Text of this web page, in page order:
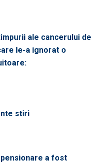
ale cancerului de
le-a ignorat o
stiri
a fost